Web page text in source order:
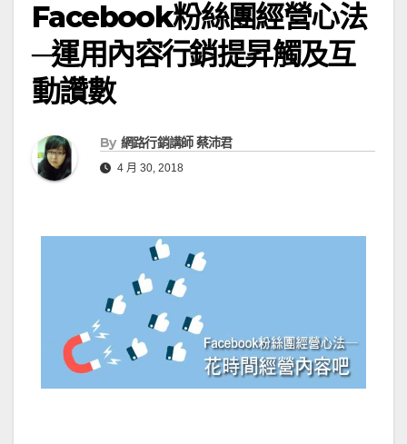
Facebook粉絲團經營心法
─運用內容行銷提昇觸及互
動讚數
By 網路行銷講師 蔡沛君
4 月 30, 2018